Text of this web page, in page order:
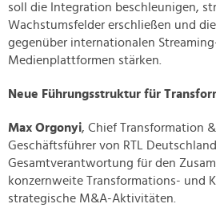
soll die Integration beschleunigen,
Wachstumsfelder erschließen und
gegenüber internationalen
Medienplattformen stärken.
Neue Führungsstruktur für
Max Orgonyi, Chief Transformation
Geschäftsführer von RTL
Gesamtverantwortung für den
konzernweite Transformations- und
strategische M&A-Aktivitäten.